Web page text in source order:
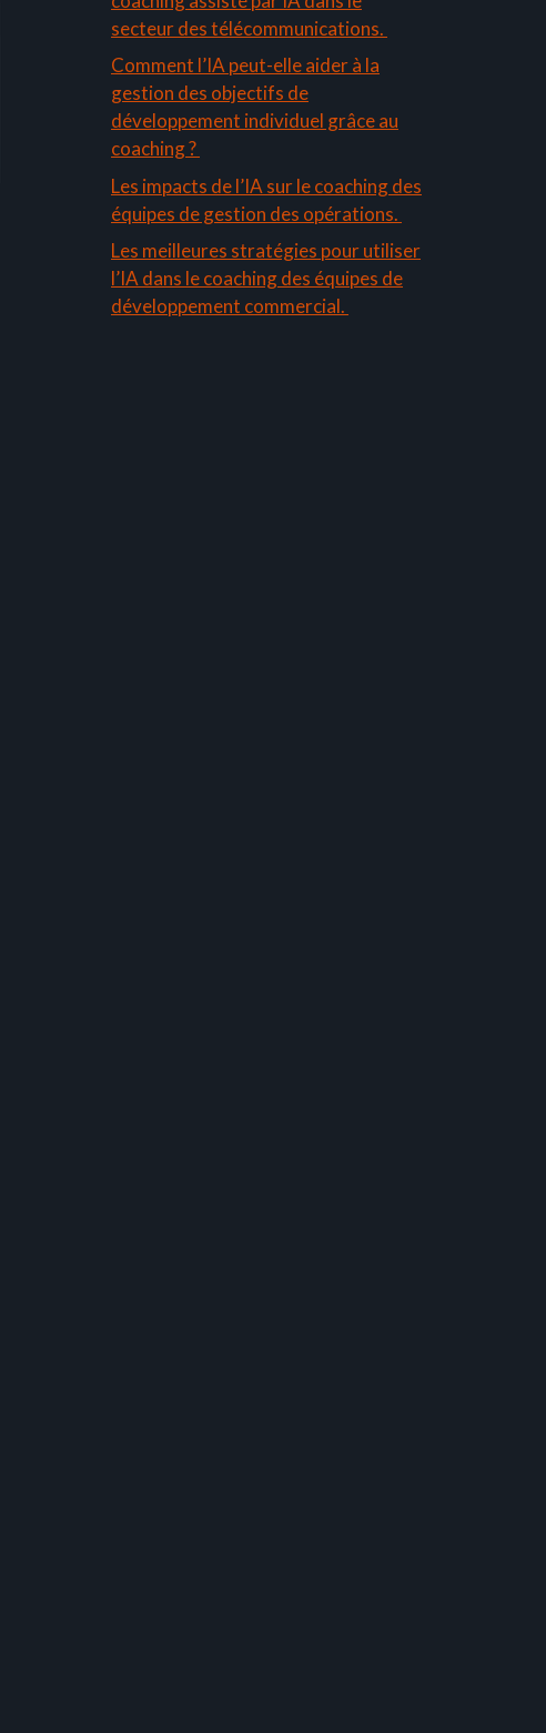
secteur des télécommunications.
Comment l’IA peut-elle aider à la
gestion des objectifs de
développement individuel grâce au
coaching ?
Les impacts de l’IA sur le coaching des
équipes de gestion des opérations.
Les meilleures stratégies pour utiliser
l’IA dans le coaching des équipes de
développement commercial.